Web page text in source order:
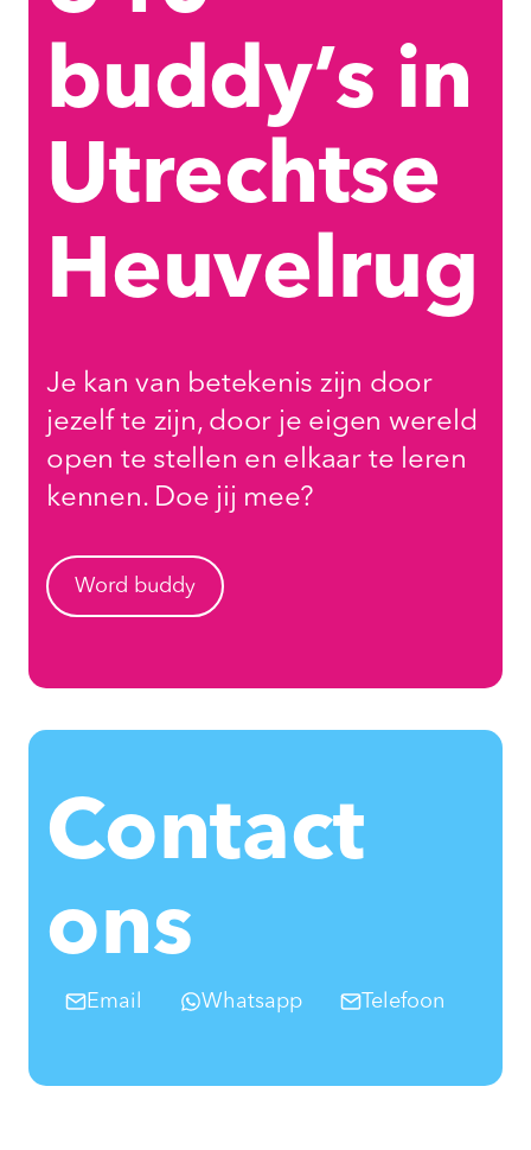
buddy’s in
Utrechtse
Heuvelrug
Je kan van betekenis zijn door
jezelf te zijn, door je eigen wereld
open te stellen en elkaar te leren
kennen. Doe jij mee?
Word buddy
Contact
ons
Email Whatsapp Telefoon